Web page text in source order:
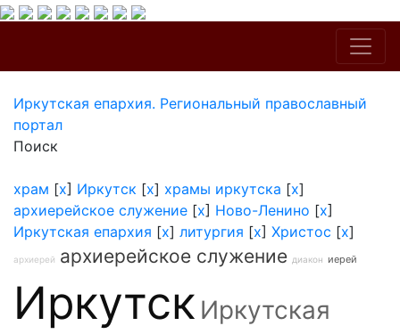
Иркутская епархия. Региональный православный
портал
Поиск
храм [x] Иркутск [x] храмы иркутска [x]
архиерейское служение [x] Ново-Ленино [x]
Иркутская епархия [x] литургия [x] Христос [x]
архиерей архиерейское служение диакон иерей
Иркутск Иркутская